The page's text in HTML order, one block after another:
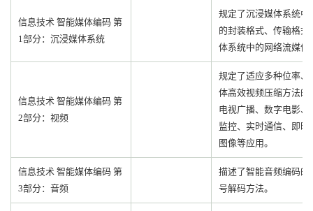
信息技术 智能媒体编码 第
1部分：沉浸媒体系统
规定了沉浸媒体系统
的封装格式、传输格
体系统中的网络流媒
信息技术 智能媒体编码 第
2部分：视频
规定了适应多种位率
体高效视频压缩方法的
电视广播、数字电影
监控、实时通信、即
图像等应用。
信息技术 智能媒体编码 第
3部分：音频
描述了智能音频编码
号解码方法。